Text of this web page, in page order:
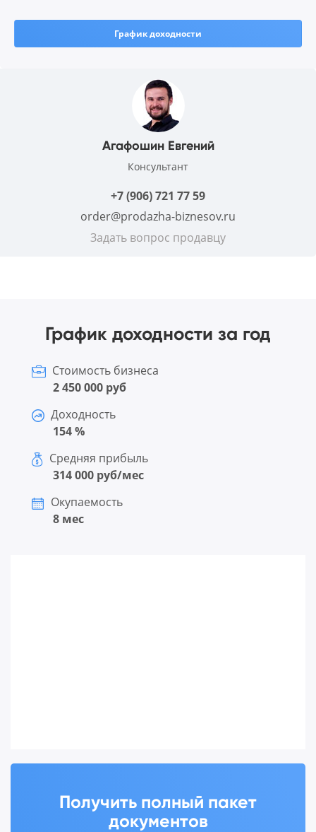
График доходности
Агафошин Евгений
Консультант
+7 (906) 721 77 59
order@prodazha-biznesov.ru
Задать вопрос продавцу
График доходности за год
Стоимость бизнеса
2 450 000 руб
Доходность
154 %
Средняя прибыль
314 000 руб/мес
Окупаемость
8 мес
Получить полный пакет
документов